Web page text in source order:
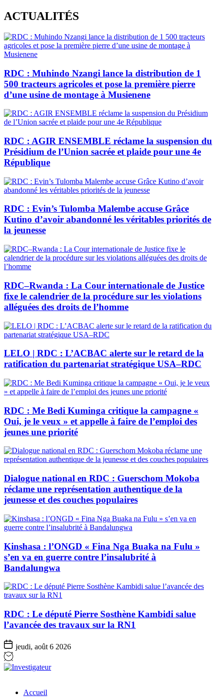
Skip
to
content
ACTUALITÉS
RDC : Muhindo Nzangi lance la distribution de 1
500 tracteurs agricoles et pose la première pierre
d’une usine de montage à Musienene
RDC : AGIR ENSEMBLE réclame la suspension du
Présidium de l’Union sacrée et plaide pour une 4e
République
RDC : Evin’s Tulomba Malembe accuse Grâce
Kutino d’avoir abandonné les véritables priorités de
la jeunesse
RDC–Rwanda : La Cour internationale de Justice
fixe le calendrier de la procédure sur les violations
alléguées des droits de l’homme
LELO | RDC : L’ACBAC alerte sur le retard de la
ratification du partenariat stratégique USA–RDC
RDC : Me Bedi Kuminga critique la campagne «
Oui, je le veux » et appelle à faire de l’emploi des
jeunes une priorité
Dialogue national en RDC : Guerschom Mokoba
réclame une représentation authentique de la
jeunesse et des couches populaires
Kinshasa : l’ONGD « Fina Nga Buaka na Fulu »
s’en va en guerre contre l’insalubrité à
Bandalungwa
RDC : Le député Pierre Sosthène Kambidi salue
l’avancée des travaux sur la RN1
jeudi, août 6 2026
Accueil